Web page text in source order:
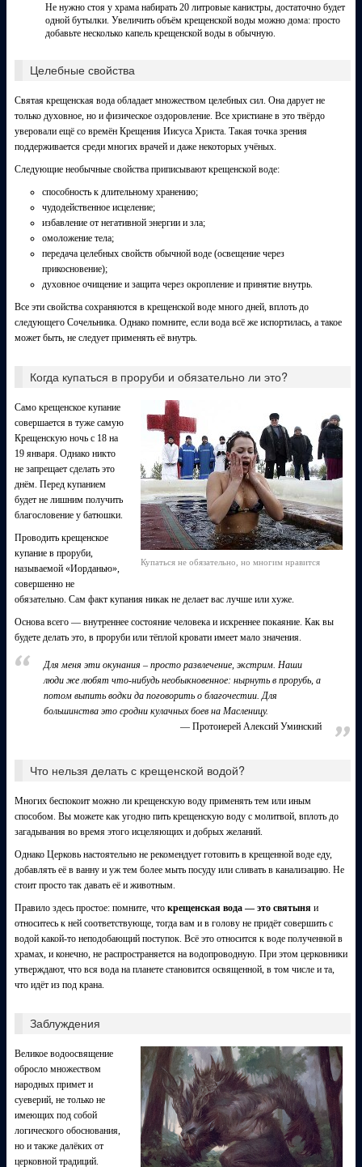
Не нужно стоя у храма набирать 20 литровые канистры, достаточно будет
одной бутылки. Увеличить объём крещенской воды можно дома: просто
добавьте несколько капель крещенской воды в обычную.
Целебные свойства
Святая крещенская вода обладает множеством целебных сил. Она дарует не
только духовное, но и физическое оздоровление. Все христиане в это твёрдо
уверовали ещё со времён Крещения Иисуса Христа. Такая точка зрения
поддерживается среди многих врачей и даже некоторых учёных.
Следующие необычные свойства приписывают крещенской воде:
способность к длительному хранению;
чудодейственное исцеление;
избавление от негативной энергии и зла;
омоложение тела;
передача целебных свойств обычной воде (освещение через
прикосновение);
духовное очищение и защита через окропление и принятие внутрь.
Все эти свойства сохраняются в крещенской воде много дней, вплоть до
следующего Сочельника. Однако помните, если вода всё же испортилась, а такое
может быть, не следует применять её внутрь.
Когда купаться в проруби и обязательно ли это?
Купаться не обязательно, но многим нравится
Само крещенское купание
совершается в туже самую
Крещенскую ночь с 18 на
19 января. Однако никто
не запрещает сделать это
днём. Перед купанием
будет не лишним получить
благословение у батюшки.
Проводить крещенское
купание в проруби,
называемой «Иорданью»,
совершенно не
обязательно. Сам факт купания никак не делает вас лучше или хуже.
Основа всего — внутреннее состояние человека и искреннее покаяние. Как вы
будете делать это, в проруби или тёплой кровати имеет мало значения.
Для меня эти окунания – просто развлечение, экстрим. Наши
люди же любят что-нибудь необыкновенное: нырнуть в прорубь, а
потом выпить водки да поговорить о благочестии. Для
большинства это сродни кулачных боев на Масленицу.
Протоиерей Алексий Уминский
Что нельзя делать с крещенской водой?
Многих беспокоит можно ли крещенскую воду применять тем или иным
способом. Вы можете как угодно пить крещенскую воду с молитвой, вплоть до
загадывания во время этого исцеляющих и добрых желаний.
Однако Церковь настоятельно не рекомендует готовить в крещенной воде еду,
добавлять её в ванну и уж тем более мыть посуду или сливать в канализацию. Не
стоит просто так давать её и животным.
Правило здесь простое: помните, что крещенская вода — это святыня и
относитесь к ней соответствующе, тогда вам и в голову не придёт совершить с
водой какой-то неподобающий поступок. Всё это относится к воде полученной в
храмах, и конечно, не распространяется на водопроводную. При этом церковники
утверждают, что вся вода на планете становится освященной, в том числе и та,
что идёт из под крана.
Заблуждения
Великое водоосвящение
обросло множеством
народных примет и
суеверий, не только не
имеющих под собой
логического обоснования,
но и также далёких от
церковной традиций.